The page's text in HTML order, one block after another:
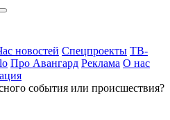
новостей Спецпроекты ТВ-
Про Авангард Реклама О нас
события или происшествия?